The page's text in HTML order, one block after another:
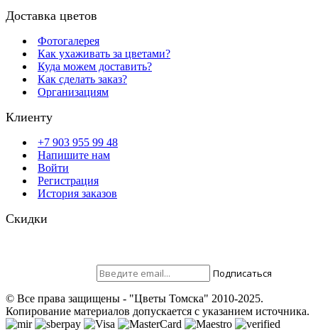
Доставка цветов
Фотогалерея
Как ухаживать за цветами?
Куда можем доставить?
Как сделать заказ?
Организациям
Клиенту
+7 903 955 99 48
Напишите нам
Войти
Регистрация
История заказов
Скидки
Подписаться
© Все права защищены - "Цветы Томска" 2010-2025.
Копирование материалов допускается с указанием источника.